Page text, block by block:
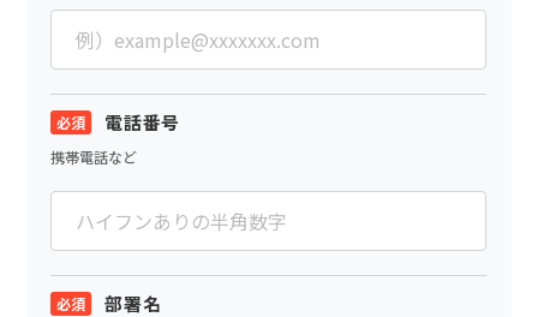
電話番号
携帯電話など
部署名